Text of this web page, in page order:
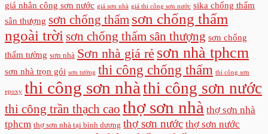
giá nhân công sơn nước giá sơn nhà giá thi công sơn nước sika chống thấm
sân thượng sơn chống thấm sơn chống thấm
ngoài trời sơn chống thấm sân thượng sơn chống
thấm tường sơn nhà Sơn nhà giá rẻ sơn nhà tphcm
sơn nhà trọn gói sơn tường thi công chống thấm thi công sơn
epoxy thi công sơn nhà thi công sơn nước
thi công trần thạch cao thợ sơn nhà thợ sơn nhà
tphcm thợ sơn nhà tại bình dương thợ sơn nước thợ sơn nước